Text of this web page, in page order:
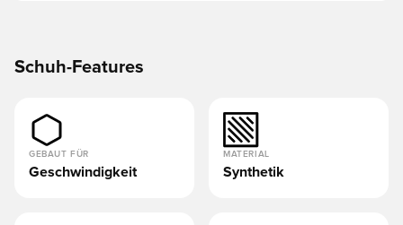
Schuh-Features
GEBAUT FÜR
Geschwindigkeit
MATERIAL
Synthetik